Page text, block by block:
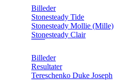
Billeder
Stonesteady Tide
Stonesteady Mollie (Mille)
Stonesteady Clair
Billeder
Resultater
Tereschenko Duke Joseph